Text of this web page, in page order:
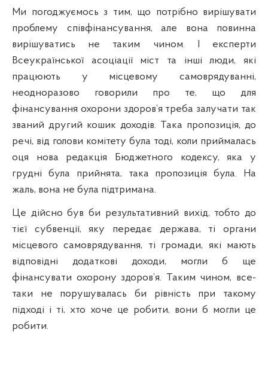
Ми погоджуємось з тим, що потрібно вирішувати
проблему співфінансування, але вона повинна
вирішуватись не таким чином. І експерти
Всеукраїнської асоціації міст та інші люди, які
працюють у місцевому самоврядуванні,
неодноразово говорили про те, що для
фінансування охорони здоров’я треба залучати так
званий другий кошик доходів. Така пропозиція, до
речі, від голови комітету була тоді, коли приймалась
оця нова редакція Бюджетного кодексу, яка у
грудні була прийнята, така пропозиція була. На
жаль, вона не була підтримана.
Це дійсно був би результативний вихід, тобто до
тієї субвенції, яку передає держава, ті органи
місцевого самоврядування, ті громади, які мають
відповідні додаткові доходи, могли б ще
фінансувати охорону здоров’я. Таким чином, все-
таки не порушувалась би рівність при такому
підході і ті, хто хоче це робити, вони б могли це
робити.